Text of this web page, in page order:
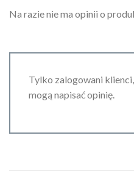
Na razie nie ma opinii o
Tylko zalogowani
mogą napisać opinię.